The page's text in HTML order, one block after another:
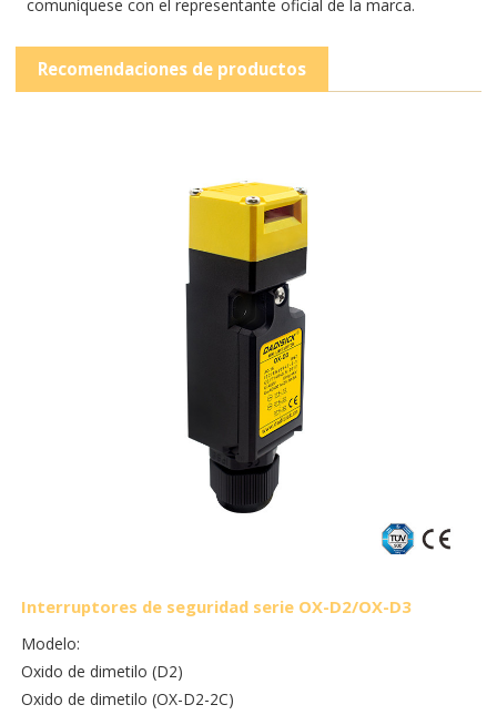
comuníquese con el representante oficial de la marca.
Recomendaciones de productos
Interruptores de seguridad serie OX-D2/OX-D3
Modelo:
Oxido de dimetilo (D2)
Oxido de dimetilo (OX-D2-2C)